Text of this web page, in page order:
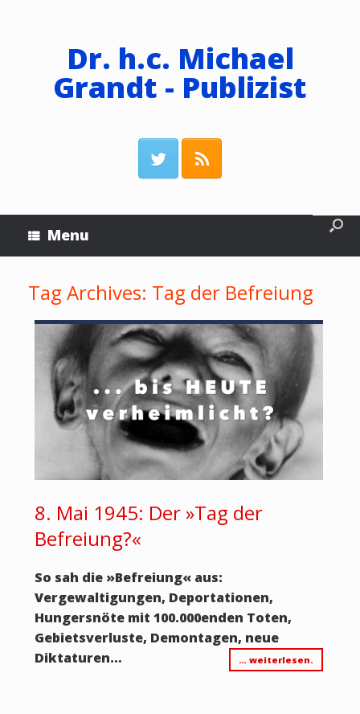
Dr. h.c. Michael
Grandt - Publizist
Menu
Tag Archives: Tag der Befreiung
8. Mai 1945: Der »Tag der
Befreiung?«
So sah die »Befreiung«aus:
Vergewaltigungen, Deportationen,
Hungersnöte mit 100.000enden Toten,
Gebietsverluste, Demontagen, neue
Diktaturen…
… weiterlesen.